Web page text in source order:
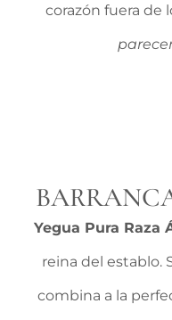
corazón fuera de
Yegua Pura Raza
reina del establo.
combina a la